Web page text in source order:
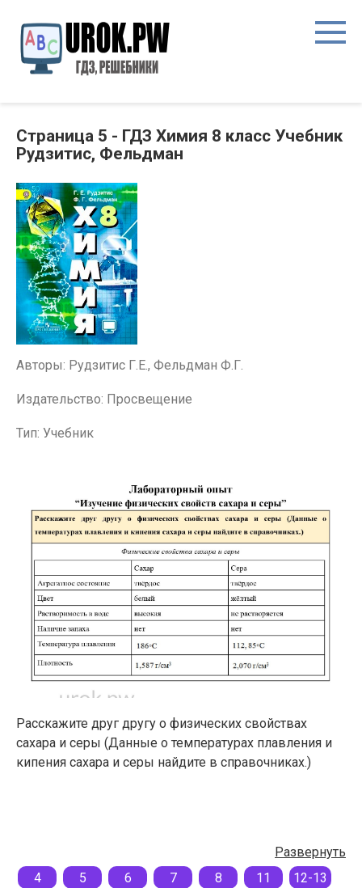
Страница 5 - ГДЗ Химия 8 класс Учебник
Рудзитис, Фельдман
Авторы: Рудзитис Г.Е., Фельдман Ф.Г.
Издательство: Просвещение
Тип: Учебник
Расскажите друг другу о физических свойствах
сахара и серы (Данные о температурах плавления и
кипения сахара и серы найдите в справочниках.)
Развернуть
4
5 6 7 8 11 12-13